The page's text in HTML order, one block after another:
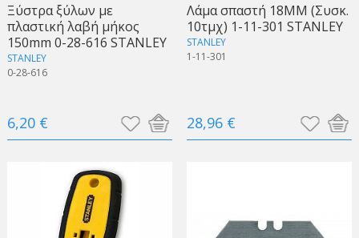
Ξύστρα ξύλων με
πλαστική λαβή μήκος
150mm 0-28-616 STANLEY
STANLEY
0-28-616
6,20 €
Λάμα σπαστή 18ΜΜ (Συσκ.
10τμχ) 1-11-301 STANLEY
STANLEY
1-11-301
28,96 €